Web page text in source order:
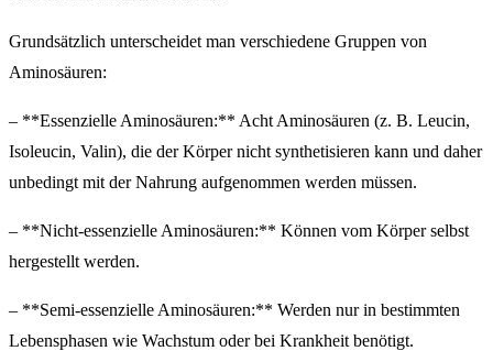
Grundsätzlich unterscheidet man verschiedene Gruppen von
Aminosäuren:
– **Essenzielle Aminosäuren:** Acht Aminosäuren (z. B. Leucin,
Isoleucin, Valin), die der Körper nicht synthetisieren kann und daher
unbedingt mit der Nahrung aufgenommen werden müssen.
– **Nicht-essenzielle Aminosäuren:** Können vom Körper selbst
hergestellt werden.
– **Semi-essenzielle Aminosäuren:** Werden nur in bestimmten
Lebensphasen wie Wachstum oder bei Krankheit benötigt.